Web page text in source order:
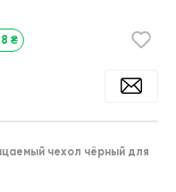
8 ₴
чехол чёрный для